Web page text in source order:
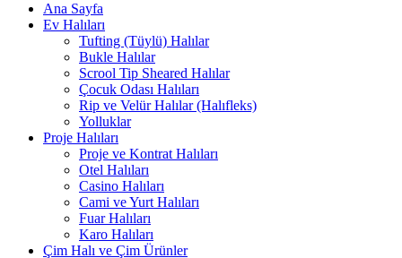
Ana Sayfa
Ev Halıları
Tufting (Tüylü) Halılar
Bukle Halılar
Scrool Tip Sheared Halılar
Çocuk Odası Halıları
Rip ve Velür Halılar (Halıfleks)
Yolluklar
Proje Halıları
Proje ve Kontrat Halıları
Otel Halıları
Casino Halıları
Cami ve Yurt Halıları
Fuar Halıları
Karo Halıları
Çim Halı ve Çim Ürünler